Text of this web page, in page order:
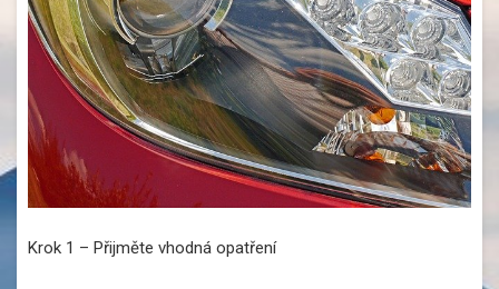
Krok 1 – Přijměte vhodná opatření